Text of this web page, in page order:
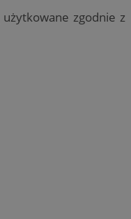
zgodnie z